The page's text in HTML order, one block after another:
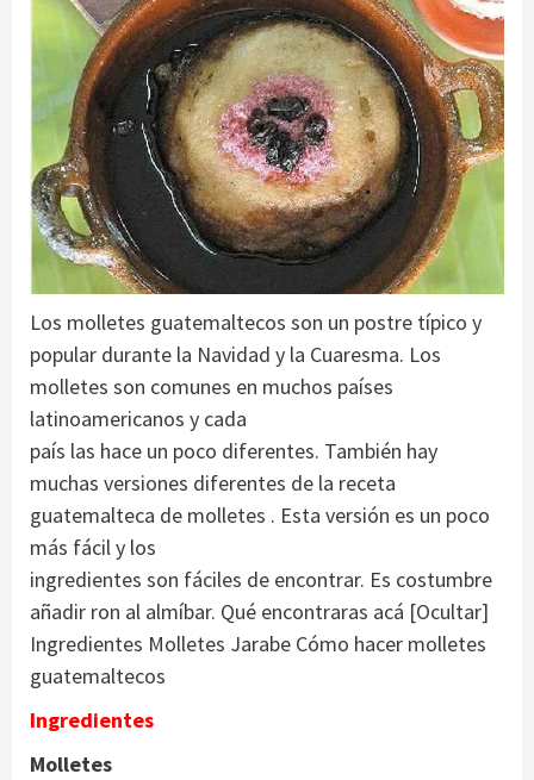
Los molletes guatemaltecos son un postre típico y
popular durante la Navidad y la Cuaresma. Los
molletes son comunes en muchos países
latinoamericanos y cada
país las hace un poco diferentes. También hay
muchas versiones diferentes de la receta
guatemalteca de molletes . Esta versión es un poco
más fácil y los
ingredientes son fáciles de encontrar. Es costumbre
añadir ron al almíbar. Qué encontraras acá [Ocultar]
Ingredientes Molletes Jarabe Cómo hacer molletes
guatemaltecos
Ingredientes
Molletes